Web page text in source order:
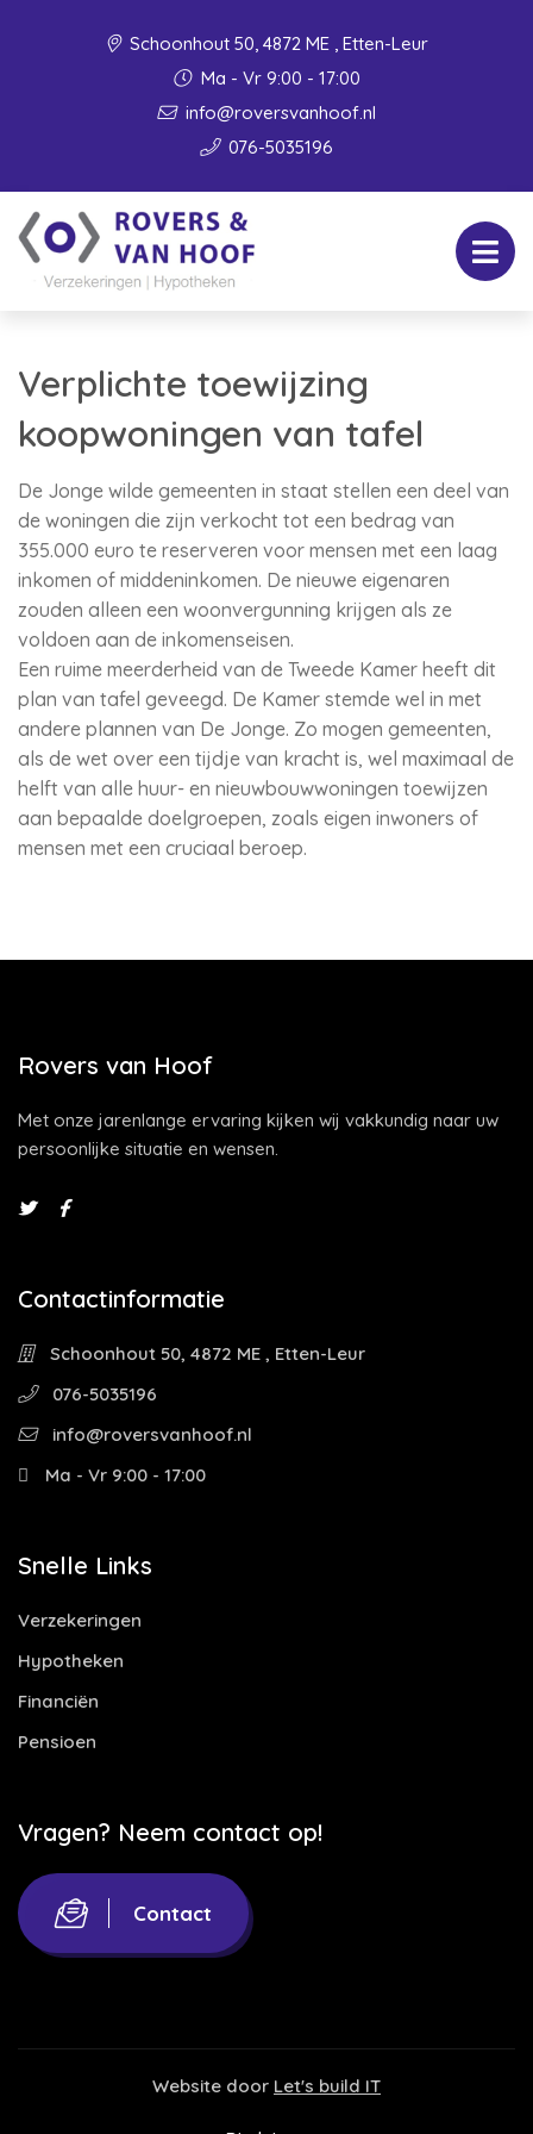
Schoonhout 50, 4872 ME , Etten-Leur
Ma - Vr 9:00 - 17:00
info@roversvanhoof.nl
076-5035196
Verplichte toewijzing
koopwoningen van tafel
De Jonge wilde gemeenten in staat stellen een deel van
de woningen die zijn verkocht tot een bedrag van
355.000 euro te reserveren voor mensen met een laag
inkomen of middeninkomen. De nieuwe eigenaren
zouden alleen een woonvergunning krijgen als ze
voldoen aan de inkomenseisen.
Een ruime meerderheid van de Tweede Kamer heeft dit
plan van tafel geveegd. De Kamer stemde wel in met
andere plannen van De Jonge. Zo mogen gemeenten,
als de wet over een tijdje van kracht is, wel maximaal de
helft van alle huur- en nieuwbouwwoningen toewijzen
aan bepaalde doelgroepen, zoals eigen inwoners of
mensen met een cruciaal beroep.
Rovers van Hoof
Met onze jarenlange ervaring kijken wij vakkundig naar uw
persoonlijke situatie en wensen.
Contactinformatie
Schoonhout 50, 4872 ME , Etten-Leur
076-5035196
info@roversvanhoof.nl
Ma - Vr 9:00 - 17:00
Snelle Links
Verzekeringen
Hypotheken
Financiën
Pensioen
Vragen? Neem contact op!
Contact
Website door Let's build IT